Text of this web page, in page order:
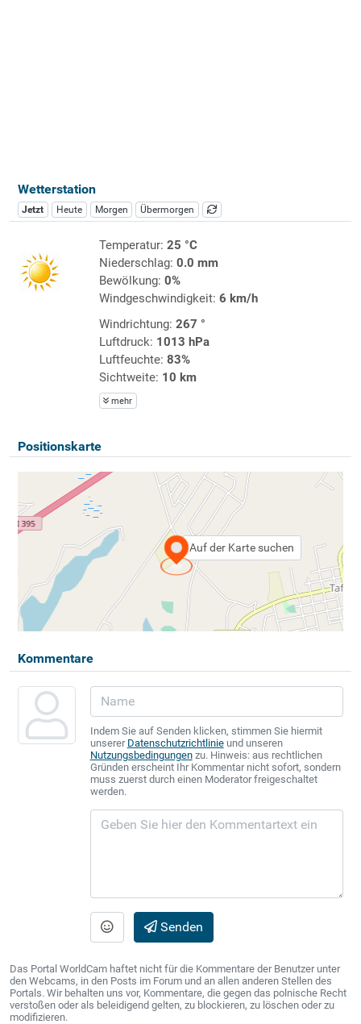
Wetterstation
Jetzt Heute Morgen Übermorgen
Temperatur: 25 °C
Niederschlag: 0.0 mm
Bewölkung: 0%
Windgeschwindigkeit: 6 km/h
Windrichtung: 267 °
Luftdruck: 1013 hPa
Luftfeuchte: 83%
Sichtweite: 10 km
mehr
Positionskarte
Auf der Karte suchen
Kommentare
Indem Sie auf Senden klicken, stimmen Sie hiermit
unserer Datenschutzrichtlinieund unseren
Nutzungsbedingungenzu. Hinweis: aus rechtlichen
Gründen erscheint Ihr Kommentar nicht sofort, sondern
muss zuerst durch einen Moderator freigeschaltet
werden.
Senden
Das Portal WorldCam haftet nicht für die Kommentare der Benutzer unter
den Webcams, in den Posts im Forum und an allen anderen Stellen des
Portals. Wir behalten uns vor, Kommentare, die gegen das polnische Recht
verstoßen oder als beleidigend gelten, zu blockieren, zu löschen oder zu
modifizieren.